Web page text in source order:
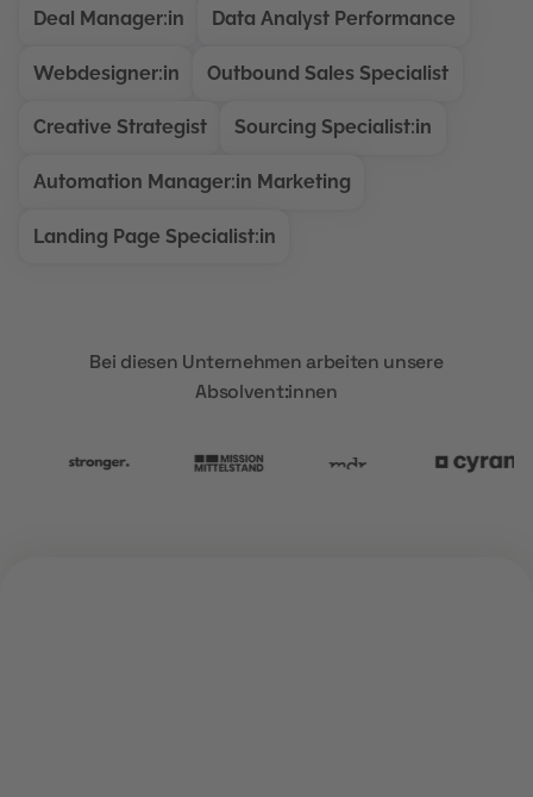
Deal Manager:in Data Analyst Performance
Webdesigner:in Outbound Sales Specialist
Creative Strategist Sourcing Specialist:in
Automation Manager:in Marketing
Landing Page Specialist:in
Bei diesen Unternehmen arbeiten unsere
Absolvent:innen